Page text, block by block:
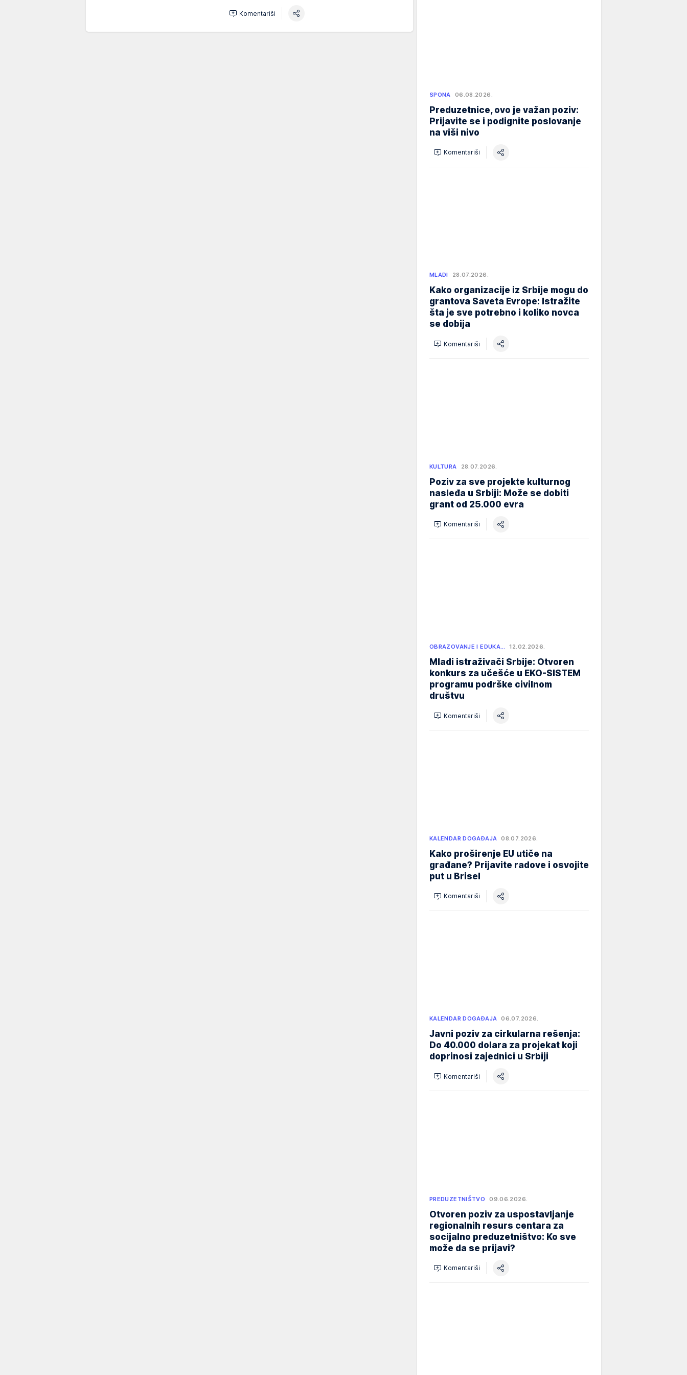
Komentariši
SPONA 06.08.2026.
Preduzetnice, ovo je važan poziv:
Prijavite se i podignite poslovanje
na viši nivo
Komentariši
MLADI 28.07.2026.
Kako organizacije iz Srbije mogu do
grantova Saveta Evrope: Istražite
šta je sve potrebno i koliko novca
se dobija
Komentariši
KULTURA 28.07.2026.
Poziv za sve projekte kulturnog
nasleđa u Srbiji: Može se dobiti
grant od 25.000 evra
Komentariši
OBRAZOVANJE I EDUKA… 12.02.2026.
Mladi istraživači Srbije: Otvoren
konkurs za učešće u EKO-SISTEM
programu podrške civilnom
društvu
Komentariši
KALENDAR DOGAĐAJA 08.07.2026.
Kako proširenje EU utiče na
građane? Prijavite radove i osvojite
put u Brisel
Komentariši
KALENDAR DOGAĐAJA 06.07.2026.
Javni poziv za cirkularna rešenja:
Do 40.000 dolara za projekat koji
doprinosi zajednici u Srbiji
Komentariši
PREDUZETNIŠTVO 09.06.2026.
Otvoren poziv za uspostavljanje
regionalnih resurs centara za
socijalno preduzetništvo: Ko sve
može da se prijavi?
Komentariši